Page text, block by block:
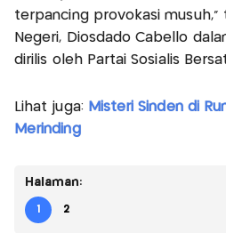
terpancing provokasi musuh,"
Negeri, Diosdado Cabello
dirilis oleh Partai Sosialis
Lihat juga: Misteri Sinden di
Merinding
Halaman:
1 2